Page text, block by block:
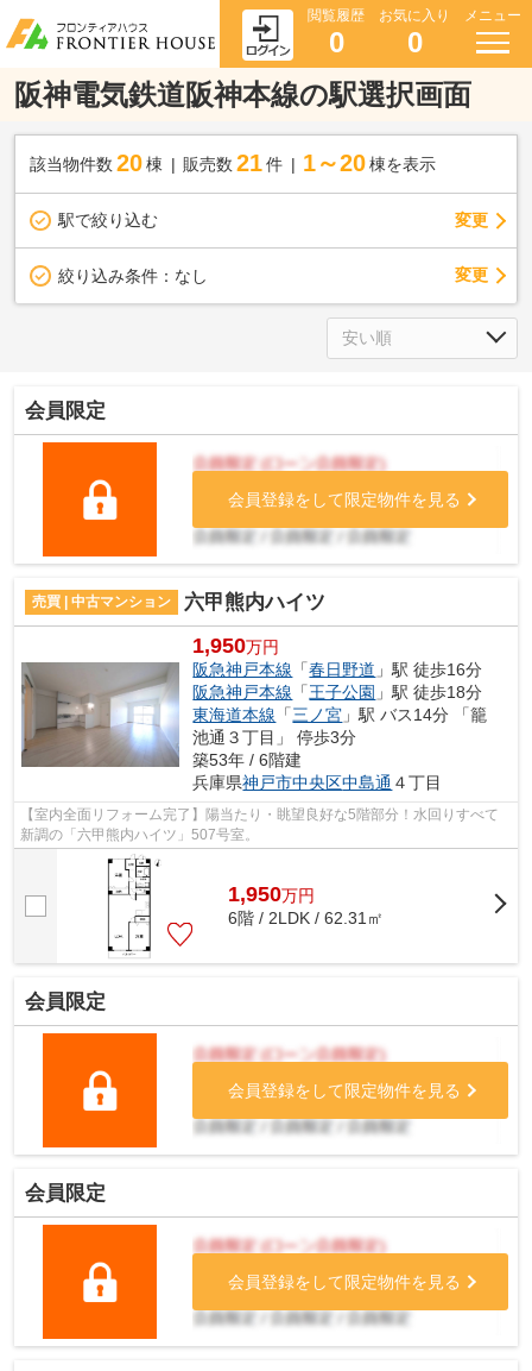
閲覧履歴
0
お気に入り
0
メニュー
阪神電気鉄道阪神本線の駅選択画面
該当物件数 20棟 販売数 21 件 1～20 棟を表示
駅で絞り込む 変更
絞り込み条件： なし 変更
会員限定
会員登録をして限定物件を見る
売買 | 中古マンション 六甲熊内ハイツ
1,950万円
阪急神戸本線 「春日野道 」駅 徒歩16分
阪急神戸本線 「王子公園 」駅 徒歩18分
東海道本線 「三ノ宮 」駅 バス14分 「籠
池通３丁目」 停歩3分
築53年 / 6階建
兵庫県神戸市中央区中島通 ４丁目
【室内全面リフォーム完了】陽当たり・眺望良好な5階部分！水回りすべて
新調の「六甲熊内ハイツ」507号室。
1,950万円
6階 / 2LDK / 62.31㎡
会員限定
会員登録をして限定物件を見る
会員限定
会員登録をして限定物件を見る